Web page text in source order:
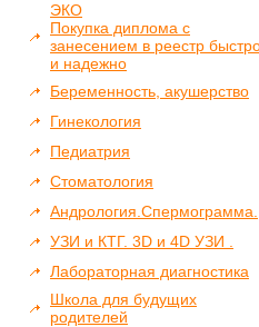
ЭКО
Покупка диплома с
занесением в реестр
и надежно
Беременность, акушерство
Гинекология
Педиатрия
Стоматология
Андрология.Спермограмма.
УЗИ и КТГ. 3D и 4D УЗИ .
Лабораторная диагностика
Школа для будущих
родителей